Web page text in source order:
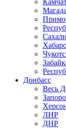
Донбасс
Весь
ЛНР
ДНР